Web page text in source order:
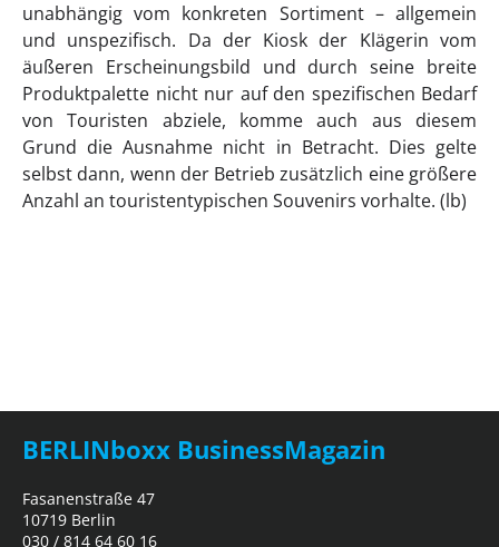
unabhängig vom konkreten Sortiment – allgemein
und unspezifisch. Da der Kiosk der Klägerin vom
äußeren Erscheinungsbild und durch seine breite
Produktpalette nicht nur auf den spezifischen Bedarf
von Touristen abziele, komme auch aus diesem
Grund die Ausnahme nicht in Betracht. Dies gelte
selbst dann, wenn der Betrieb zusätzlich eine größere
Anzahl an touristentypischen Souvenirs vorhalte. (lb)
BERLINboxx BusinessMagazin
Fasanenstraße 47
10719 Berlin
030 / 814 64 60 16